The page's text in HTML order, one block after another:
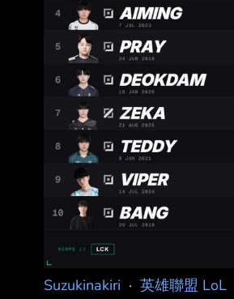
Suzukinakiri · 英雄聯盟 LoL